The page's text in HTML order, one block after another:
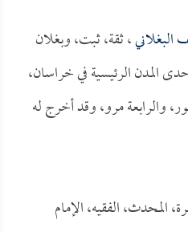
، ثقة، ثبت، وبغلان
المدن الرئيسية في خراسان،
والرابعة مرو، وقد أخرج له
المحدث، الفقيه، الإمام